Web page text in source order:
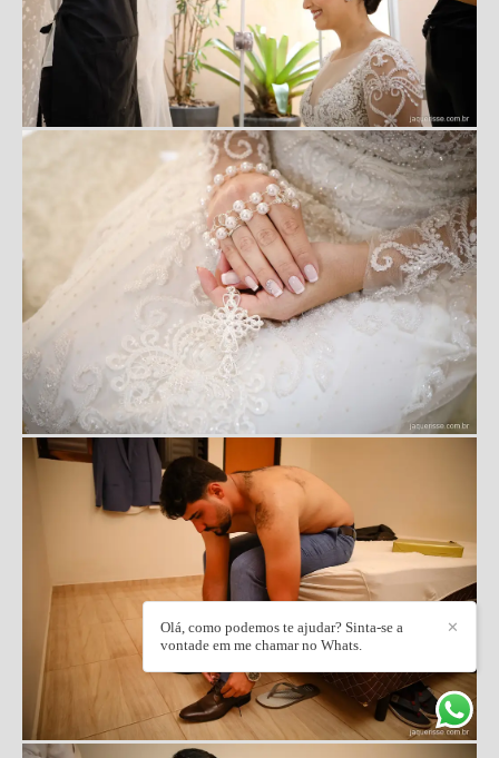
✕
Olá, como podemos te ajudar? Sinta-se a
vontade em me chamar no Whats.